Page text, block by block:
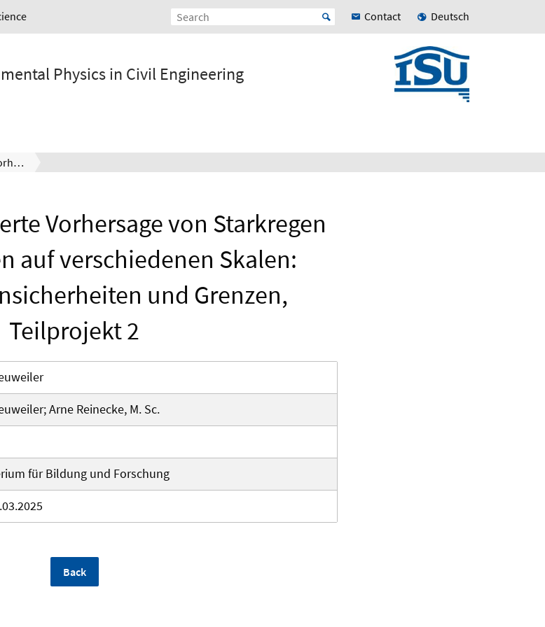
Contact Deutsch
Physics in Civil Engineering
Auswirkungsbasierte Vorhersage von Starkregen und Sturzfluten auf verschiedenen Skalen: Potenziale, Unsicherheiten und Grenzen, Teilprojekt 2
Vorhersage von Starkregen
auf verschiedenen Skalen:
und Grenzen,
Teilprojekt 2
Arne Reinecke, M. Sc.
für Bildung und Forschung
Back